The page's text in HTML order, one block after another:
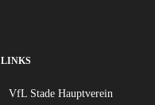
LINKS
VfL Stade Hauptverein